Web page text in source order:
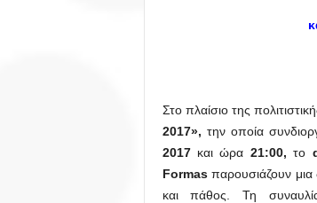
Στο πλαίσιο της
2017», την οποία
2017 και ώρα 21:00, το
Formasπαρουσιάζουν μια
και πάθος. Τη